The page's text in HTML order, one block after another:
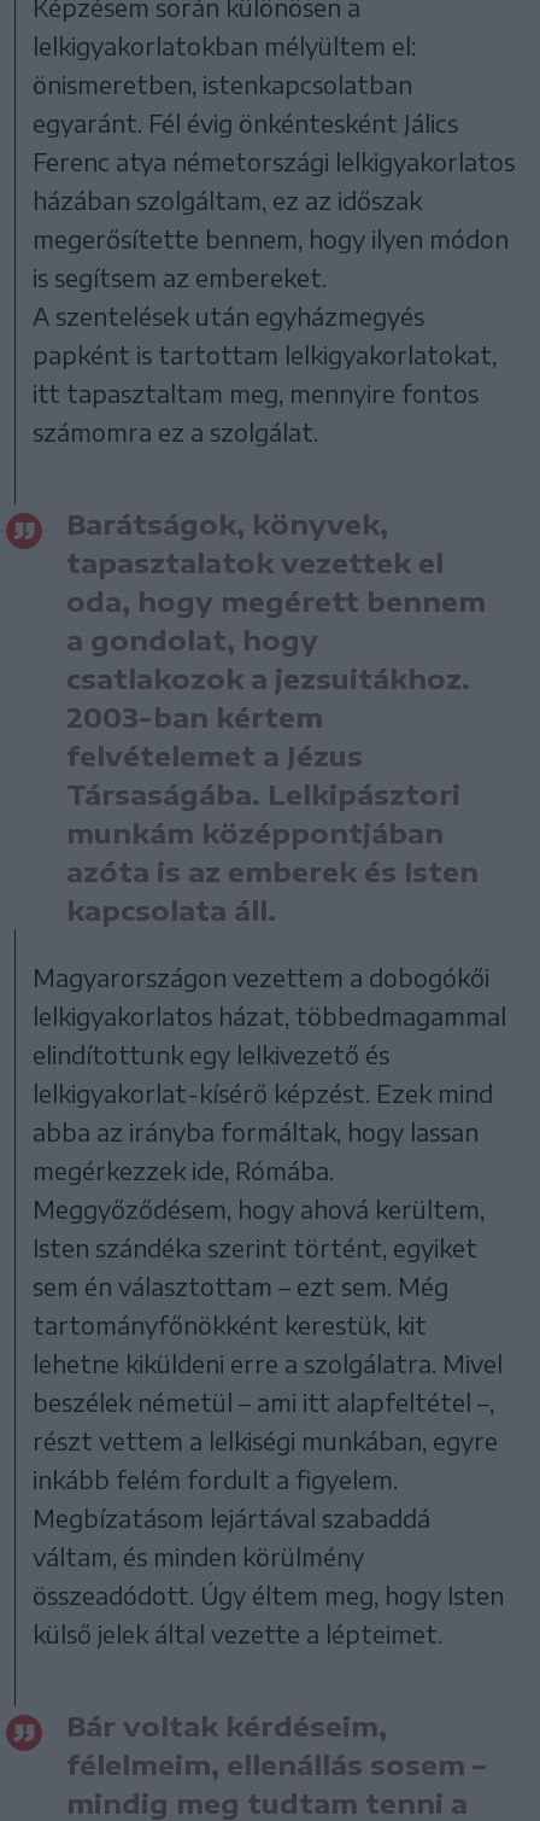
Képzésem során különösen a
lelkigyakorlatokban mélyültem el:
önismeretben, istenkapcsolatban
egyaránt. Fél évig önkéntesként Jálics
Ferenc atya németországi lelkigyakorlatos
házában szolgáltam, ez az időszak
megerősítette bennem, hogy ilyen módon
is segítsem az embereket.
A szentelések után egyházmegyés
papként is tartottam lelkigyakorlatokat,
itt tapasztaltam meg, mennyire fontos
számomra ez a szolgálat.
Barátságok, könyvek,
tapasztalatok vezettek el
oda, hogy megérett bennem
a gondolat, hogy
csatlakozok a jezsuitákhoz.
2003-ban kértem
felvételemet a Jézus
Társaságába. Lelkipásztori
munkám középpontjában
azóta is az emberek és Isten
kapcsolata áll.
Magyarországon vezettem a dobogókői
lelkigyakorlatos házat, többedmagammal
elindítottunk egy lelkivezető és
lelkigyakorlat-kísérő képzést. Ezek mind
abba az irányba formáltak, hogy lassan
megérkezzek ide, Rómába.
Meggyőződésem, hogy ahová kerültem,
Isten szándéka szerint történt, egyiket
sem én választottam – ezt sem. Még
tartományfőnökként kerestük, kit
lehetne kiküldeni erre a szolgálatra. Mivel
beszélek németül – ami itt alapfeltétel –,
részt vettem a lelkiségi munkában, egyre
inkább felém fordult a figyelem.
Megbízatásom lejártával szabaddá
váltam, és minden körülmény
összeadódott. Úgy éltem meg, hogy Isten
külső jelek által vezette a lépteimet.
Bár voltak kérdéseim,
félelmeim, ellenállás sosem –
mindig meg tudtam tenni a